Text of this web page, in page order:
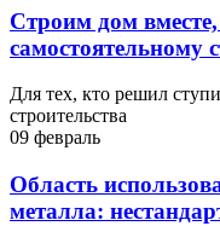
Строим дом
самостоятельному
Для тех, кто решил
строительства
09 февраль
Область
металла: